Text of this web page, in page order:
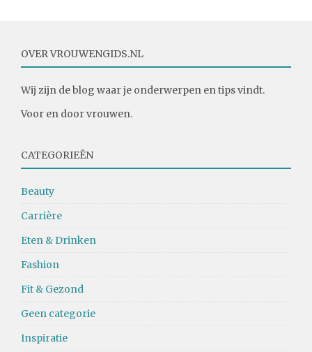
OVER VROUWENGIDS.NL
Wij zijn de blog waar je onderwerpen en tips vindt.
Voor en door vrouwen.
CATEGORIEËN
Beauty
Carrière
Eten & Drinken
Fashion
Fit & Gezond
Geen categorie
Inspiratie